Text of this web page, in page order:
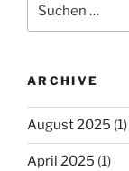
nach:
ARCHIVE
August 2025 (1)
April 2025 (1)